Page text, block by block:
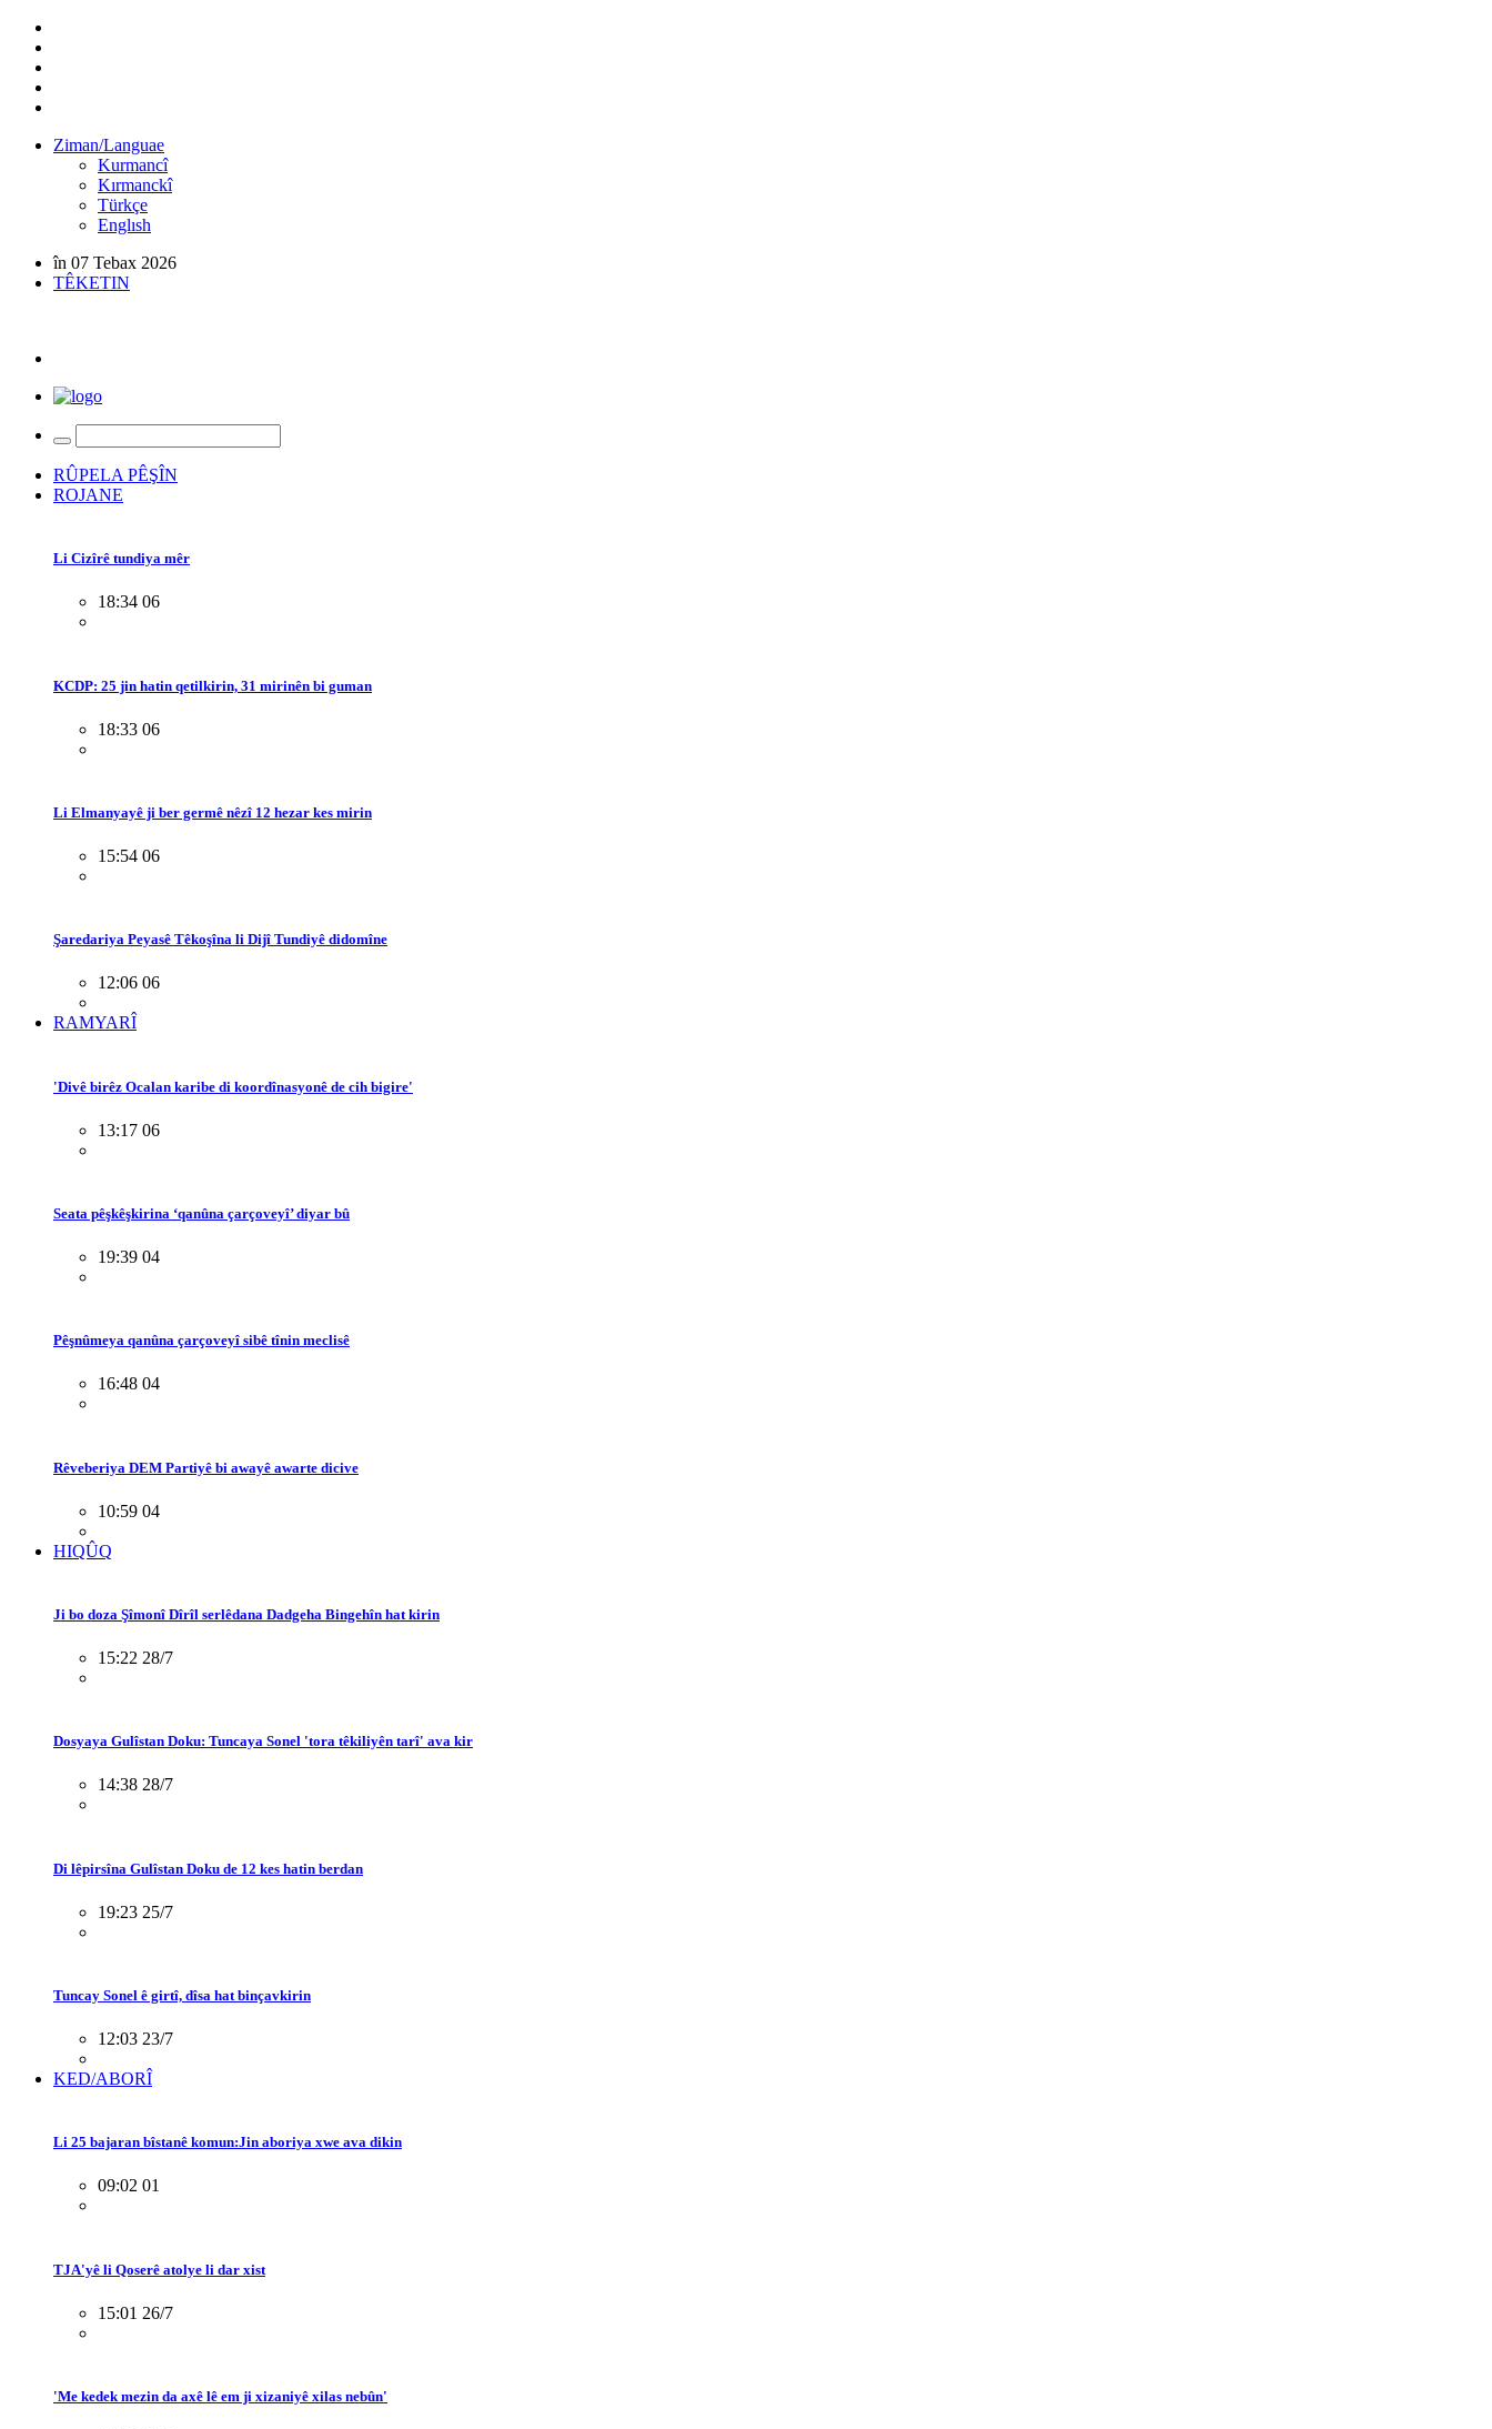
Ziman/Languae
Kurmancî
Kırmanckî
Türkçe
Englısh
în 07 Tebax 2026
TÊKETIN
RÛPELA PÊŞÎN
ROJANE
Li Cizîrê tundiya mêr
18:34 06
KCDP: 25 jin hatin qetilkirin, 31 mirinên bi guman
18:33 06
Li Elmanyayê ji ber germê nêzî 12 hezar kes mirin
15:54 06
Şaredariya Peyasê Têkoşîna li Dijî Tundiyê didomîne
12:06 06
RAMYARÎ
'Divê birêz Ocalan karibe di koordînasyonê de cih bigire'
13:17 06
Seata pêşkêşkirina ‘qanûna çarçoveyî’ diyar bû
19:39 04
Pêşnûmeya qanûna çarçoveyî sibê tînin meclisê
16:48 04
Rêveberiya DEM Partiyê bi awayê awarte dicive
10:59 04
HIQÛQ
Ji bo doza Şîmonî Dîrîl serlêdana Dadgeha Bingehîn hat kirin
15:22 28/7
Dosyaya Gulîstan Doku: Tuncaya Sonel 'tora têkiliyên tarî' ava kir
14:38 28/7
Di lêpirsîna Gulîstan Doku de 12 kes hatin berdan
19:23 25/7
Tuncay Sonel ê girtî, dîsa hat binçavkirin
12:03 23/7
KED/ABORÎ
Li 25 bajaran bîstanê komun:Jin aboriya xwe ava dikin
09:02 01
TJA'yê li Qoserê atolye li dar xist
15:01 26/7
'Me kedek mezin da axê lê em ji xizaniyê xilas nebûn'